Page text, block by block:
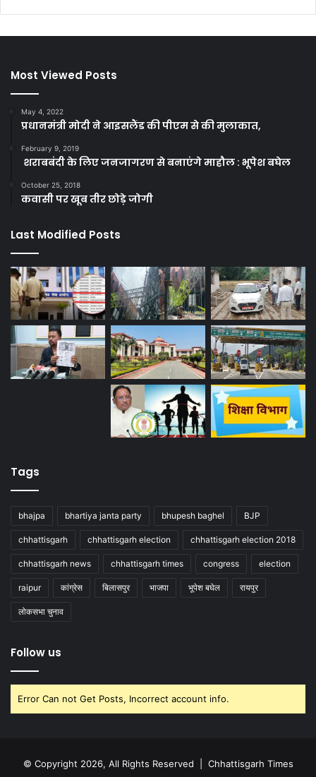
Most Viewed Posts
May 4, 2022
प्रधानमंत्री मोदी ने आइसलैंड की पीएम से की मुलाकात,
February 9, 2019
शराबबंदी के लिए जनजागरण से बनाएंगे माहौल : भूपेश बघेल
October 25, 2018
कवासी पर खूब तीर छोड़े जोगी
Last Modified Posts
Tags
bhajpa bhartiya janta party bhupesh baghel BJP
chhattisgarh chhattisgarh election chhattisgarh election 2018
chhattisgarh news chhattisgarh times congress election
raipur कांग्रेस बिलासपुर भाजपा भूपेश बघेल रायपुर
लोकसभा चुनाव
Follow us
Error Can not Get Posts, Incorrect account info.
© Copyright 2026, All Rights Reserved | Chhattisgarh Times